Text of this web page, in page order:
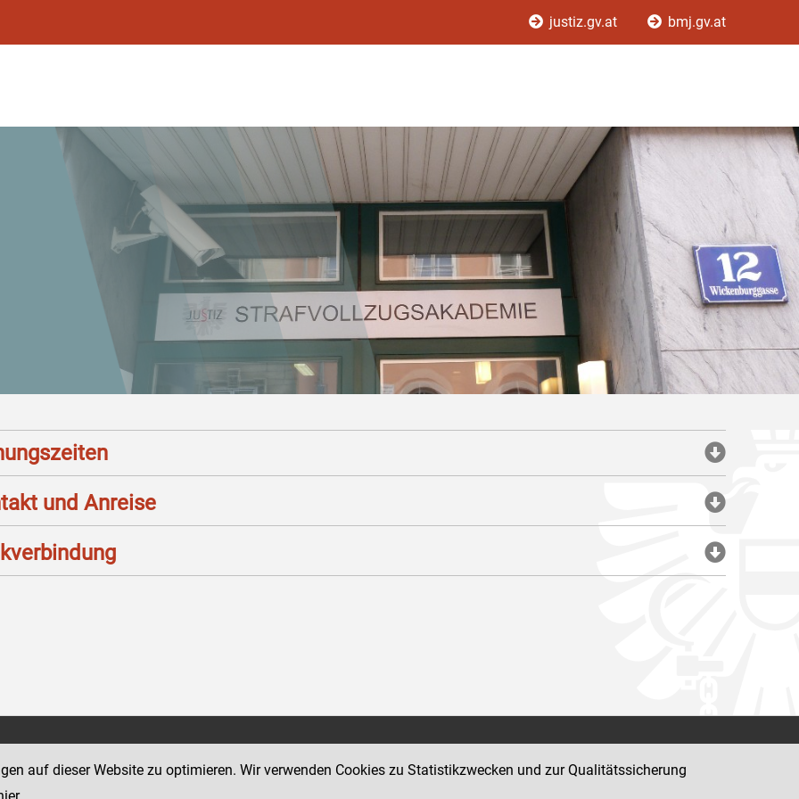
justiz.gv.at bmj.gv.at
und Anreise
12
der Justiz und des BMJ
Impressum
auf dieser Website zu optimieren. Wir verwenden Cookies zu Statistikzwecken und zur Qualitätssicherung